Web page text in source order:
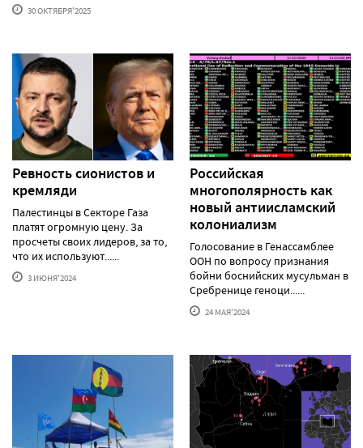
30 ОКТЯБРЯ'2025
Ревность сионистов и
кремляди
Палестинцы в Секторе Газа
платят огромную цену. За
просчеты своих лидеров, за то,
что их используют......
3 ИЮНЯ'2024
Российская
многополярность как
новый антиисламский
колониализм
Голосование в Генассамблее
ООН по вопросу признания
бойни боснийских мусульман в
Сребренице геноци......
24 МАЯ'2024